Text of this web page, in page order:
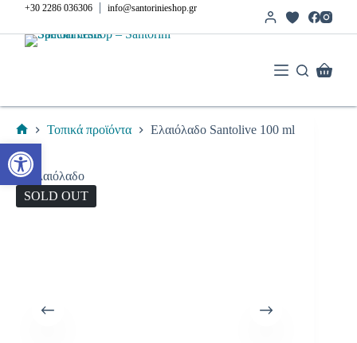
Μετάβαση
περιεχόμενο
+30 2286 036306 |info@santorinieshop.gr
Καλάθι
Αρχική
σελίδα
Τοπικά προϊόντα Ελαιόλαδο Santolive 100 ml
SOLD OUT
Ανοίξτε τη γραμμή εργαλείων